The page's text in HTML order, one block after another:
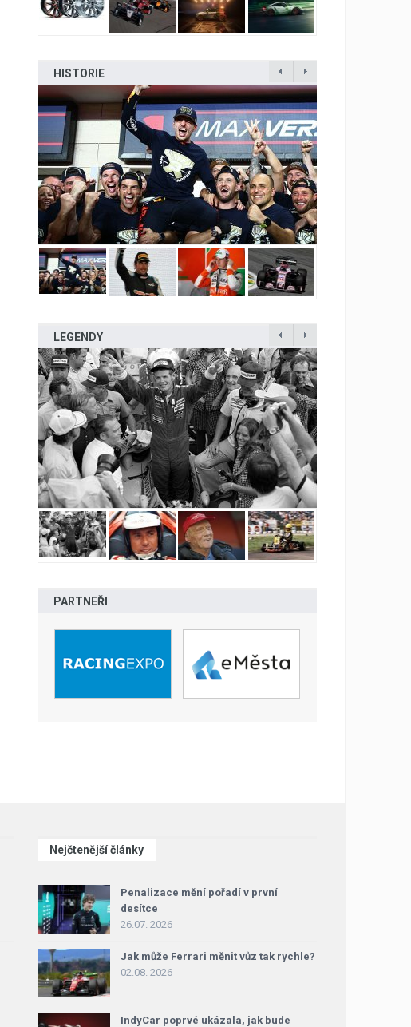
HISTORIE
LEGENDY
PARTNEŘI
Nejčtenější články
Penalizace mění pořadí v první
desítce
26.07. 2026
Jak může Ferrari měnit vůz tak rychle?
02.08. 2026
IndyCar poprvé ukázala, jak bude